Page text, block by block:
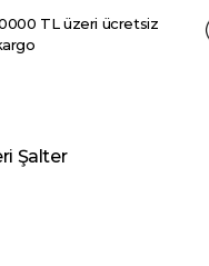
TL üzeri ücretsiz
Şalter